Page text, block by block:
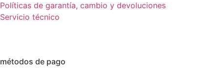
Políticas de garantía, cambio y devoluciones
Servicio técnico
métodos de pago